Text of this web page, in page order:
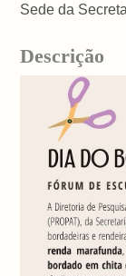
Sede da
Descrição